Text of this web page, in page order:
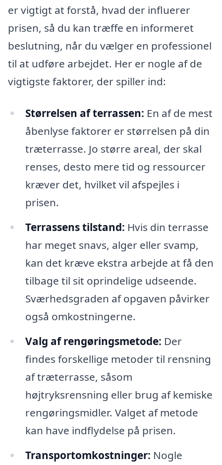
er vigtigt at forstå, hvad der influerer
prisen, så du kan træffe en informeret
beslutning, når du vælger en professionel
til at udføre arbejdet. Her er nogle af de
vigtigste faktorer, der spiller ind:
Størrelsen af terrassen: En af de mest
åbenlyse faktorer er størrelsen på din
træterrasse. Jo større areal, der skal
renses, desto mere tid og ressourcer
kræver det, hvilket vil afspejles i
prisen.
Terrassens tilstand: Hvis din terrasse
har meget snavs, alger eller svamp,
kan det kræve ekstra arbejde at få den
tilbage til sit oprindelige udseende.
Sværhedsgraden af opgaven påvirker
også omkostningerne.
Valg af rengøringsmetode: Der
findes forskellige metoder til rensning
af træterrasse, såsom
højtryksrensning eller brug af kemiske
rengøringsmidler. Valget af metode
kan have indflydelse på prisen.
Transportomkostninger: Nogle